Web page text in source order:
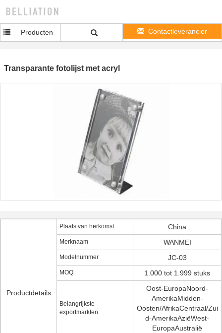
Producten Contactleverancier
Transparante fotolijst met acryl
Productdetails
Plaats van herkomst China
Merknaam WANMEI
Modelnummer JC-03
MOQ 1.000 tot 1.999 stuks
Belangrijkste
exportmarkten
Oost-EuropaNoord-
AmerikaMidden-
Oosten/AfrikaCentraal/Zui
d-AmerikaAziëWest-
EuropaAustralië